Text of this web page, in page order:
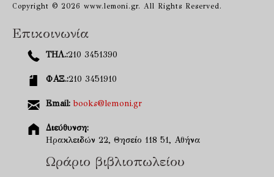
Copyright © 2026 www.lemoni.gr. All Rights Reserved.
Επικοινωνία
ΤΗΛ.:210 3451390
ΦΑΞ.:210 3451910
Email: books@lemoni.gr
Διεύθυνση:
Ηρακλειδών 22, Θησείο 118 51, Αθήνα
Ωράριο βιβλιοπωλείου